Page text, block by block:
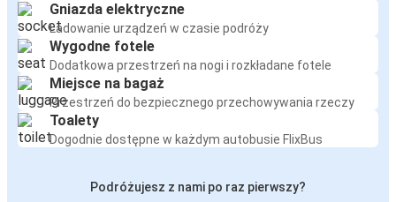
Gniazda elektryczne
Ładowanie urządzeń w czasie podróży
Wygodne fotele
Dodatkowa przestrzeń na nogi i rozkładane fotele
Miejsce na bagaż
Przestrzeń do bezpiecznego przechowywania rzeczy
Toalety
Dogodnie dostępne w każdym autobusie FlixBus
Podróżujesz z nami po raz pierwszy?